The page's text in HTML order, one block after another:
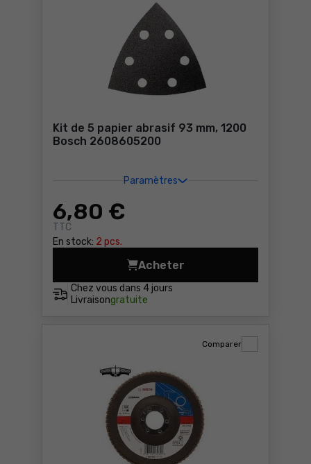
Kit de 5 papier abrasif 93 mm, 1200
Bosch 2608605200
Paramètres
6,80 €
TTC
En stock: 2 pcs.
Chez vous dans 4 jours
Livraisongratuite
Acheter
Kit de 5 papier abrasif 93
Comparer